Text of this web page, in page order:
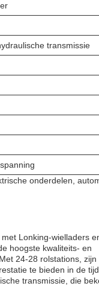
transmissie
onderdelen,
Lonking-wielladers
hoogste kwaliteits- en
24-28 rolstations,
te bieden in de tijd.
transmissie, die